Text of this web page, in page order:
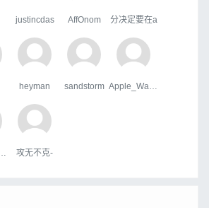
justincdas AffOnom 分决定要在a
heyman sandstorm
攻无不克-